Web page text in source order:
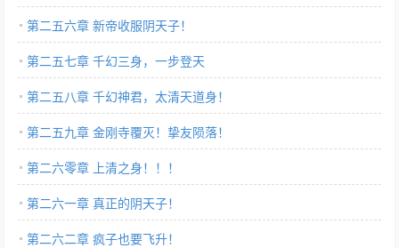
第二五六章 新帝收服阴天子！
第二五七章 千幻三身，一步登天
第二五八章 千幻神君，太清天道身！
第二五九章 金刚寺覆灭！挚友陨落！
第二六零章 上清之身！！！
第二六一章 真正的阴天子！
第二六二章 疯子也要飞升！